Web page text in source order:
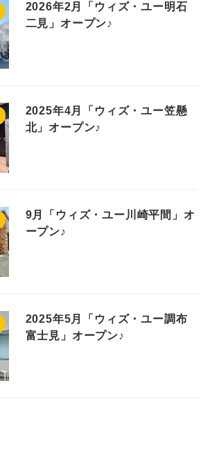
2026年2月「ウィズ・ユー明石
二見」オープン♪
2025年4月「ウィズ・ユー笠懸
北」オープン♪
9月「ウィズ・ユー川崎平間」オ
ープン♪
2025年5月「ウィズ・ユー調布
富士見」オープン♪